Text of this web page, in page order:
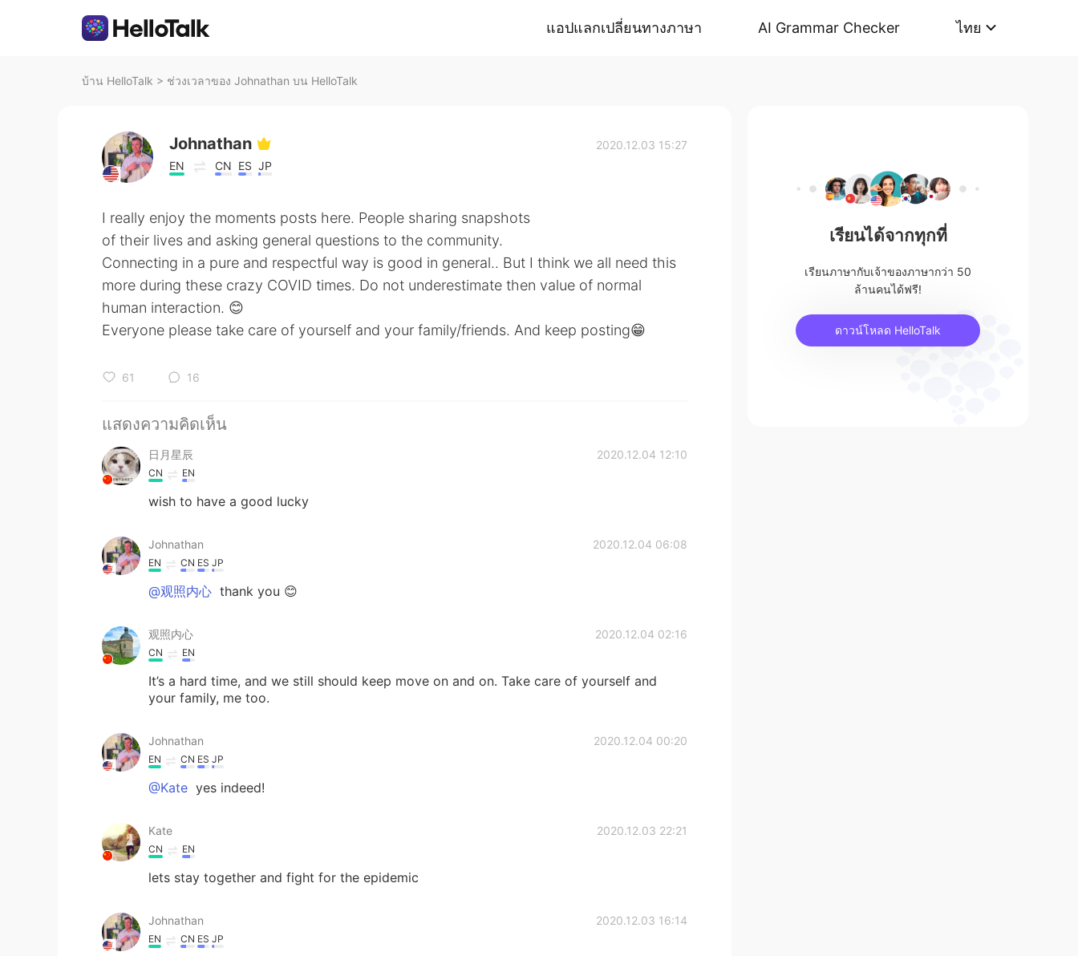
แอปแลกเปลี่ยนทางภาษา AI Grammar Checker ไทย
บ้าน HelloTalk > ช่วงเวลาของ Johnathan บน HelloTalk
Johnathan
EN CN ES JP
2020.12.03 15:27
I really enjoy the moments posts here. People sharing snapshots
of their lives and asking general questions to the community.
Connecting in a pure and respectful way is good in general.. But I think we all need this
more during these crazy COVID times. Do not underestimate then value of normal
human interaction. 😊
Everyone please take care of yourself and your family/friends. And keep posting😁
61 16
แสดงความคิดเห็น
日月星辰 2020.12.04 12:10
CN EN
wish to have a good lucky
Johnathan 2020.12.04 06:08
EN CN ES JP
@观照内心 thank you 😊
观照内心 2020.12.04 02:16
CN EN
It’s a hard time, and we still should keep move on and on. Take care of yourself and
your family, me too.
Johnathan 2020.12.04 00:20
EN CN ES JP
@Kate yes indeed!
Kate 2020.12.03 22:21
CN EN
lets stay together and fight for the epidemic
Johnathan 2020.12.03 16:14
EN CN ES JP
เรียนได้จากทุกที่
เรียนภาษากับเจ้าของภาษากว่า 50
ล้านคนได้ฟรี!
ดาวน์โหลด HelloTalk